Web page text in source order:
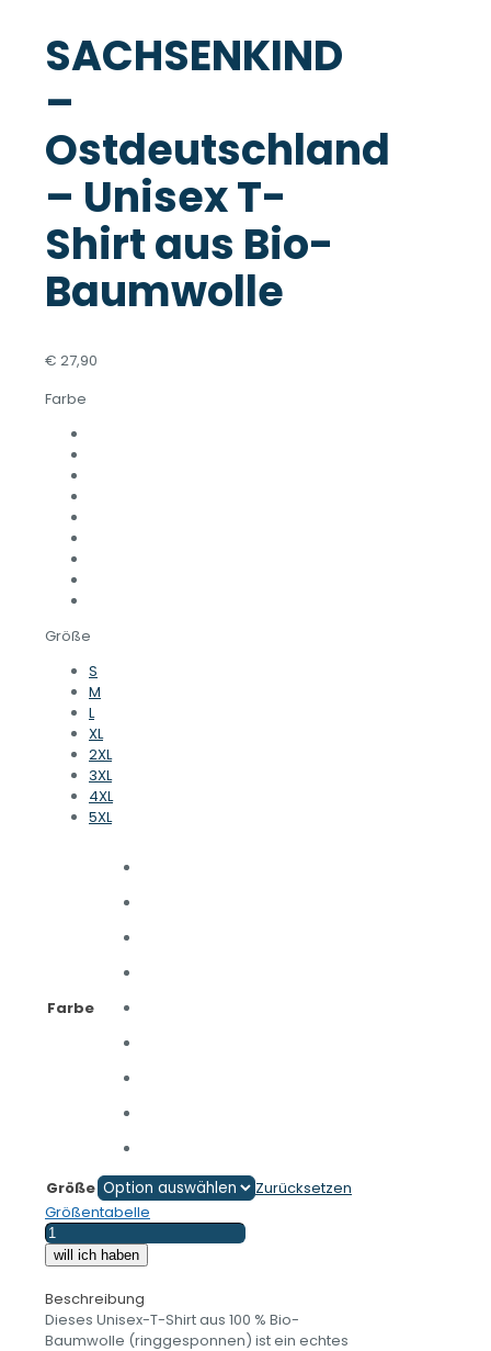
SACHSENKIND
–
Ostdeutschland
– Unisex T-
Shirt aus Bio-
Baumwolle
€ 27,90
Farbe
Größe
S
M
L
XL
2XL
3XL
4XL
5XL
Farbe
Größe
Zurücksetzen
Größentabelle
SACHSENKIND
-
Ostdeutschland
-
Unisex
T-
will ich haben
Beschreibung
Dieses Unisex-T-Shirt aus 100 % Bio-
Baumwolle (ringgesponnen) ist ein echtes